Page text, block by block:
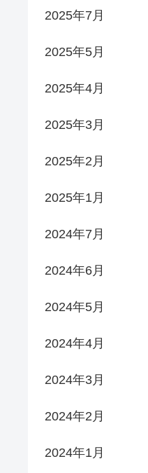
2025年7月
2025年5月
2025年4月
2025年3月
2025年2月
2025年1月
2024年7月
2024年6月
2024年5月
2024年4月
2024年3月
2024年2月
2024年1月